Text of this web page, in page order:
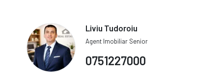
Liviu Tudoroiu
Agent Imobiliar Senior
0751227000